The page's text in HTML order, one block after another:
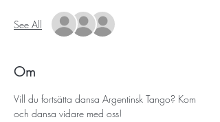
See All
Om
Vill du fortsätta dansa Argentinsk Tango? Kom
och dansa vidare med oss!